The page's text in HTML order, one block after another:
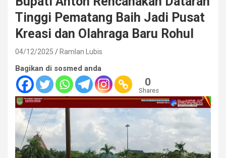
Tinggi Pematang Baih Jadi Pusat
Kreasi dan Olahraga Baru Rohul
04/12/2025 Ramlan Lubis
Bagikan di sosmed anda
0
Shares